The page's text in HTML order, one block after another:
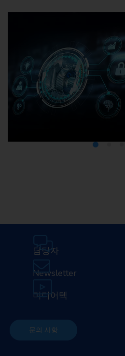
담당자
Newsletter
미디어텍
문의 사항